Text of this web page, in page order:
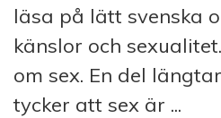
läsa på lätt svenska
känslor och
om sex. En del
tycker att sex är ...